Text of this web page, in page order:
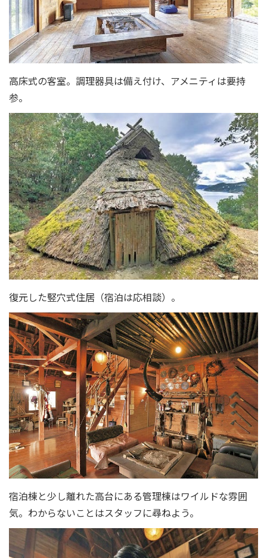
高床式の客室。調理器具は備え付け、アメニティは要持
参。
復元した竪穴式住居（宿泊は応相談）。
宿泊棟と少し離れた高台にある管理棟はワイルドな雰囲
気。わからないことはスタッフに尋ねよう。